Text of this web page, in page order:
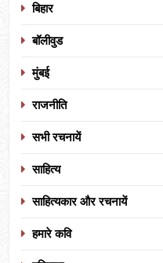
बिहार
बॉलीवुड
मुंबई
राजनीति
सभी रचनायें
साहित्य
साहित्यकार और रचनायें
हमारे कवि